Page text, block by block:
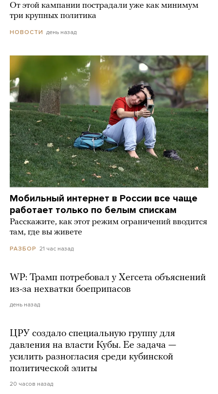
От этой кампании пострадали уже как минимум
три крупных политика
НОВОСТИ день назад
Мобильный интернет в России все чаще
работает только по белым спискам
Расскажите, как этот режим ограничений вводится
там, где вы живете
РАЗБОР 21 час назад
WP: Трамп потребовал у Хегсета объяснений
из-за нехватки боеприпасов
день назад
ЦРУ создало специальную группу для
давления на власти Кубы. Ее задача —
усилить разногласия среди кубинской
политической элиты
20 часов назад